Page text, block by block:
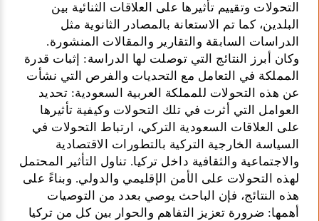
التحولات وتقييم تأثيرها على العلاقات الثنائية بين
البلدين، كما تم الاستعانة بالمصادر الثانوية مثل
الدراسات السابقة والتقارير والمقالات المنشورة.
وكان أبرز النتائج التي توصلت لها الدراسة: إثبات قدرة
المملكة في التعامل مع التحديات والفرص التي نشأت
عن هذه التحولات للمملكة العربية السعودية: تحديد
العوامل التي أثرت في تلك التحولات وكيفية تأثيرها
على العلاقات السعودية التركي، ارتباط التحولات في
السياسة الخارجية التركية بالتطورات الاقتصادية
والاجتماعية والثقافية داخل تركيا. تناول التأثير المحتمل
لهذه التحولات على الأمن الإقليمي والدولي. وبناءً على
هذه النتائج، فإن الباحث يوصي بعدد من التوصيات
أهمها: ضرورة تعزيز التفاهم والحوار بين كل من تركيا